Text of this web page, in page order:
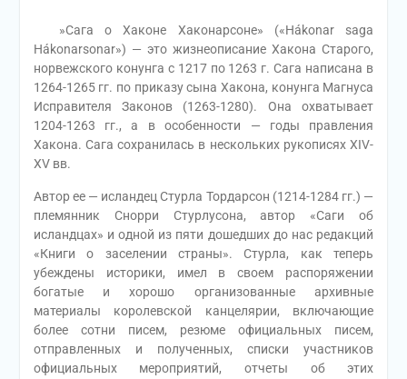
»Сага о Хаконе Хаконарсоне» («Hákonar saga
Hákonarsonar») — это жизнеописание Хакона Старого,
норвежского конунга с 1217 по 1263 г. Сага написана в
1264-1265 гг. по приказу сына Хакона, конунга Магнуса
Исправителя Законов (1263-1280). Она охватывает
1204-1263 гг., а в особенности — годы правления
Хакона. Сага сохранилась в нескольких рукописях XIV-
XV вв.
Автор ее — исландец Стурла Тордарсон (1214-1284 гг.) —
племянник Снорри Стурлусона, автор «Саги об
исландцах» и одной из пяти дошедших до нас редакций
«Книги о заселении страны». Стурла, как теперь
убеждены историки, имел в своем распоряжении
богатые и хорошо организованные архивные
материалы королевской канцелярии, включающие
более сотни писем, резюме официальных писем,
отправленных и полученных, списки участников
официальных мероприятий, отчеты об этих